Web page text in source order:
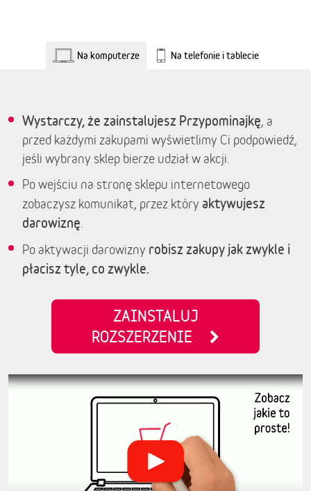
Na komputerze Na telefonie i tablecie
Wystarczy, że zainstalujesz Przypominajkę, a
przed każdymi zakupami wyświetlimy Ci podpowiedź,
jeśli wybrany sklep bierze udział w akcji.
Po wejściu na stronę sklepu internetowego
zobaczysz komunikat, przez który aktywujesz
darowiznę
Po aktywacji darowizny robisz zakupy jak zwykle i
płacisz tyle, co zwykle.
ZAINSTALUJ
ROZSZERZENIE